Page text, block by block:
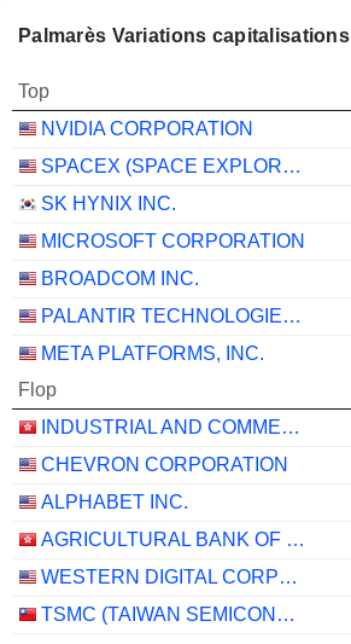
Palmarès Variations capitalisations
Top
NVIDIA CORPORATION
SPACEX (SPACE EXPLORATION TECHNOLOGIES)
SK HYNIX INC.
MICROSOFT CORPORATION
BROADCOM INC.
PALANTIR TECHNOLOGIES INC.
META PLATFORMS, INC.
Flop
INDUSTRIAL AND COMMERCIAL BANK OF CHINA LIMITED
CHEVRON CORPORATION
ALPHABET INC.
AGRICULTURAL BANK OF CHINA LIMITED
WESTERN DIGITAL CORPORATION
TSMC (TAIWAN SEMICONDUCTOR MANUFACTURING COMPANY)